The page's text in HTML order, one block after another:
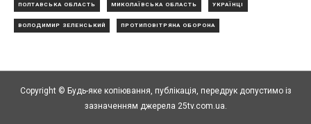
ПОЛТАВСЬКА ОБЛАСТЬ МИКОЛАЇВСЬКА ОБЛАСТЬ УКРАЇНЦІ
ВОЛОДИМИР ЗЕЛЕНСЬКИЙ ПРОТИПОВІТРЯНА ОБОРОНА
Copyright © Будь-яке копiювання, публiкацiя, передрук допустимо із
зазначенням джерела 25tv.com.ua.